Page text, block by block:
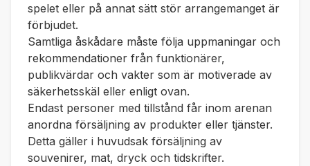
spelet eller på annat sätt stör arrangemanget är
förbjudet.
Samtliga åskådare måste följa uppmaningar och
rekommendationer från funktionärer,
publikvärdar och vakter som är motiverade av
säkerhetsskäl eller enligt ovan.
Endast personer med tillstånd får inom arenan
anordna försäljning av produkter eller tjänster.
Detta gäller i huvudsak försäljning av
souvenirer, mat, dryck och tidskrifter.